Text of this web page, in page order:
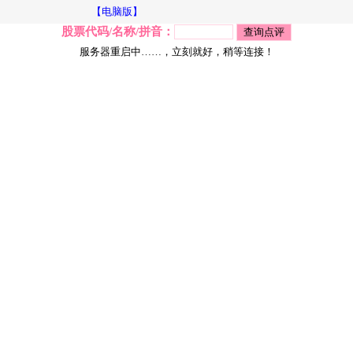
【电脑版】
股票代码/名称/拼音：
服务器重启中……，立刻就好，稍等连接！